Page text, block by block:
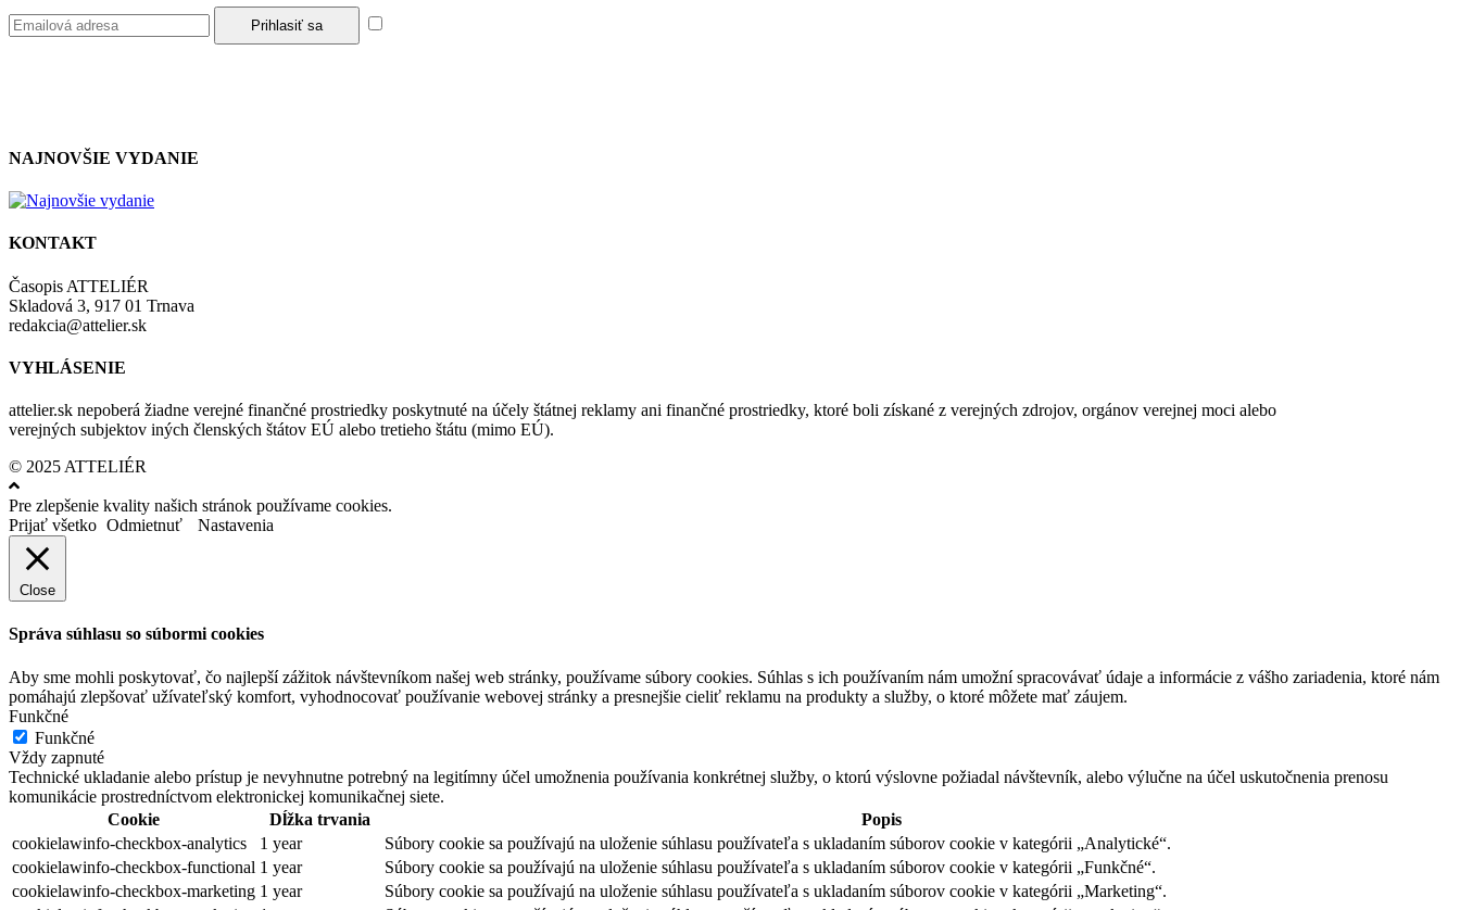
NAJNOVŠIE VYDANIE
KONTAKT
Časopis ATTELIÉR
Skladová 3, 917 01 Trnava
redakcia@attelier.sk
VYHLÁSENIE
attelier.sk nepoberá žiadne verejné finančné prostriedky poskytnuté na účely štátnej reklamy ani finančné prostriedky, ktoré boli získané z verejných zdrojov, orgánov verejnej moci alebo
verejných subjektov iných členských štátov EÚ alebo tretieho štátu (mimo EÚ).
© 2025 ATTELIÉR
Pre zlepšenie kvality našich stránok používame cookies.
Prijať všetko Odmietnuť Nastavenia
Close
Správa súhlasu so súbormi cookies
Aby sme mohli poskytovať, čo najlepší zážitok návštevníkom našej web stránky, používame súbory cookies. Súhlas s ich používaním nám umožní spracovávať údaje a informácie z vášho zariadenia, ktoré nám
pomáhajú zlepšovať užívateľský komfort, vyhodnocovať používanie webovej stránky a presnejšie cieliť reklamu na produkty a služby, o ktoré môžete mať záujem.
Funkčné
Funkčné
Vždy zapnuté
Technické ukladanie alebo prístup je nevyhnutne potrebný na legitímny účel umožnenia používania konkrétnej služby, o ktorú výslovne požiadal návštevník, alebo výlučne na účel uskutočnenia prenosu
komunikácie prostredníctvom elektronickej komunikačnej siete.
Cookie
Dĺžka trvania
Popis
cookielawinfo-checkbox-analytics
1 year
Súbory cookie sa používajú na uloženie súhlasu používateľa s ukladaním súborov cookie v kategórii „Analytické“.
cookielawinfo-checkbox-functional 1 year
Súbory cookie sa používajú na uloženie súhlasu používateľa s ukladaním súborov cookie v kategórii „Funkčné“.
cookielawinfo-checkbox-marketing 1 year
Súbory cookie sa používajú na uloženie súhlasu používateľa s ukladaním súborov cookie v kategórii „Marketing“.